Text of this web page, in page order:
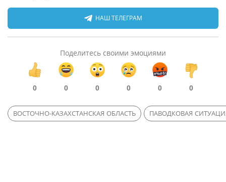
НАШ ТЕЛЕГРАМ
Поделитесь своими эмоциями
0 0 0 0 0 0
ВОСТОЧНО-КАЗАХСТАНСКАЯ ОБЛАСТЬ ПАВОДКОВАЯ